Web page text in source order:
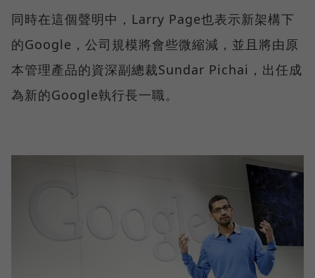
同時在這個聲明中，Larry Page也表示新架構下
的Google，公司規模將會些微縮減，並且將由原
本管理產品的資深副總裁Sundar Pichai，出任成
為新的Google執行長一職。